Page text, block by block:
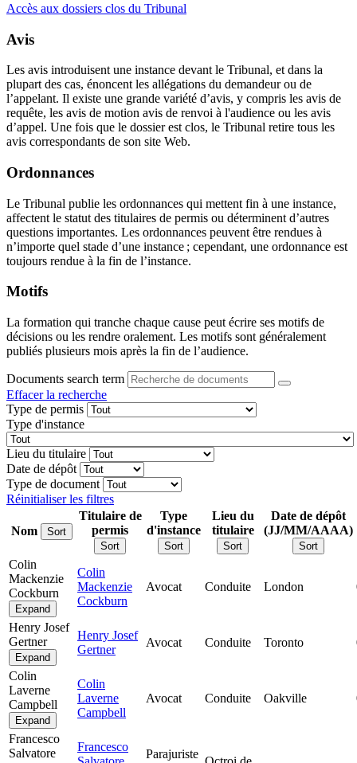
Accès aux dossiers clos du Tribunal
Avis
Les avis introduisent une instance devant le Tribunal, et dans la
plupart des cas, énoncent les allégations du demandeur ou de
l’appelant. Il existe une grande variété d’avis, y compris les avis de
requête, les avis de motion avis de renvoi à l'audience ou les avis
d’appel. Une fois que le dossier est clos, le Tribunal retire tous les
avis correspondants de son site Web.
Ordonnances
Le Tribunal publie les ordonnances qui mettent fin à une instance,
affectent le statut des titulaires de permis ou déterminent d’autres
questions importantes. Les ordonnances peuvent être rendues à
n’importe quel stade d’une instance ; cependant, une ordonnance est
toujours rendue à la fin de l’instance.
Motifs
La formation qui tranche chaque cause peut écrire ses motifs de
décisions ou les rendre oralement. Les motifs sont généralement
publiés plusieurs mois après la fin de l’audience.
Documents search term
Effacer la recherche
Type de permis
Type d'instance
Lieu du titulaire
Date de dépôt
Type de document
Réinitialiser les filtres
Nom Sort
Titulaire de
permis
Sort
Type
d'instance
Sort
Lieu du
titulaire
Sort
Date de dépôt
(JJ/MM/AAAA)
Sort
Colin
Mackenzie
Cockburn
Expand
Colin
Mackenzie
Cockburn
Avocat Conduite London
Henry Josef
Gertner
Expand
Henry Josef
Gertner
Avocat Conduite Toronto
Colin
Laverne
Campbell
Expand
Colin
Laverne
Campbell
Avocat Conduite Oakville
Francesco
Salvatore
Francesco
Parajuriste